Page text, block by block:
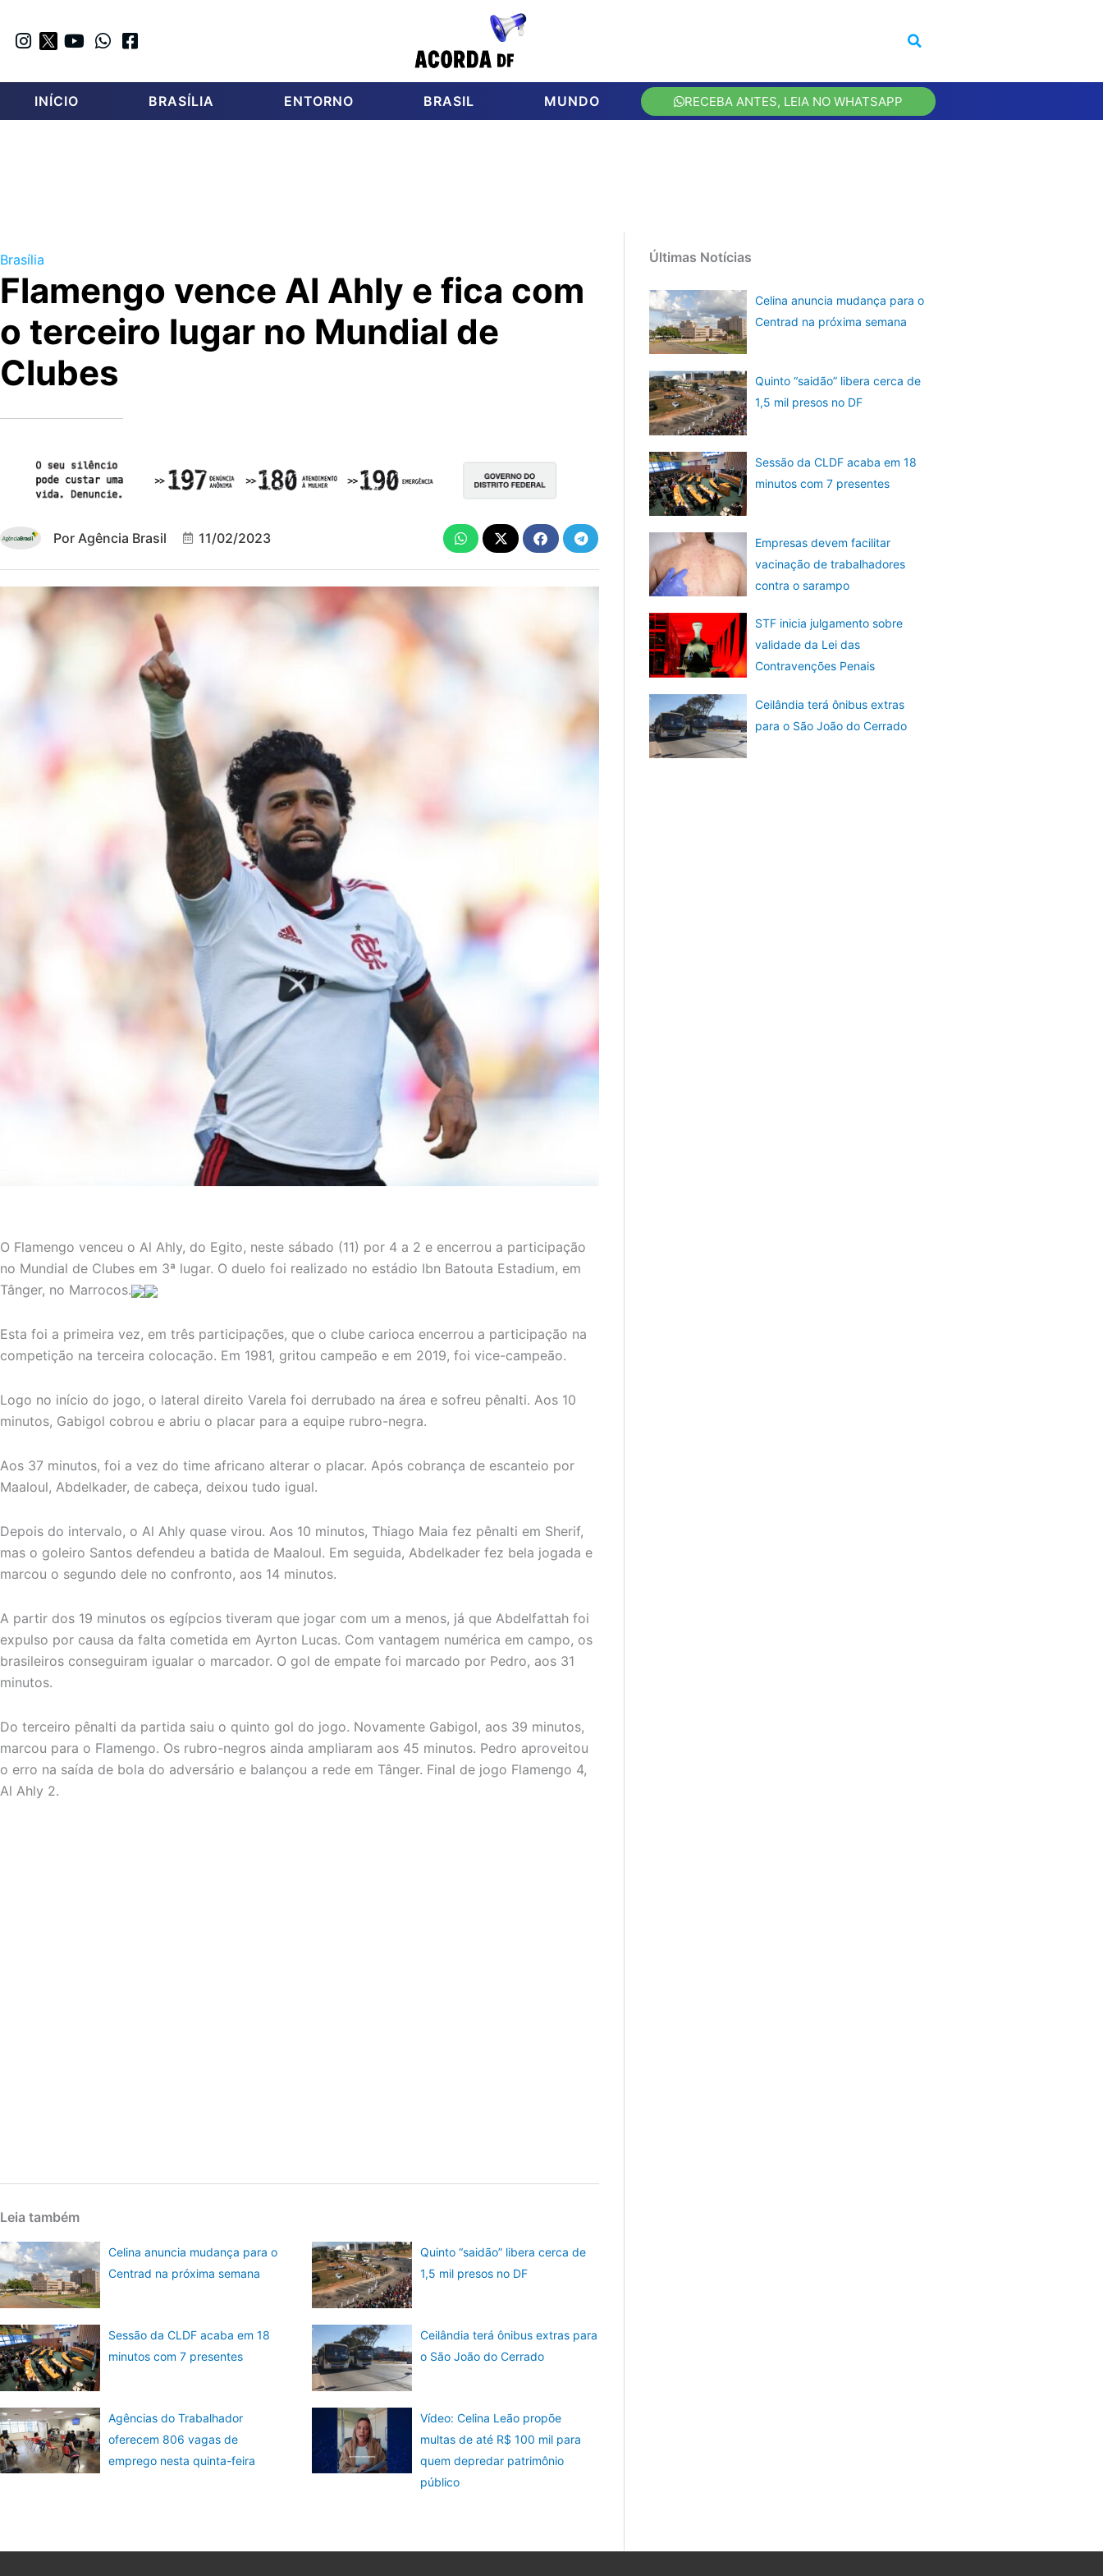
INÍCIO BRASÍLIA ENTORNO BRASIL MUNDO RECEBA ANTES, LEIA NO WHATSAPP
Brasília
Flamengo vence Al Ahly e fica com
o terceiro lugar no Mundial de
Clubes
Por Agência Brasil 11/02/2023
O Flamengo venceu o Al Ahly, do Egito, neste sábado (11) por 4 a 2 e encerrou a participação
no Mundial de Clubes em 3ª lugar. O duelo foi realizado no estádio Ibn Batouta Estadium, em
Tânger, no Marrocos.
Esta foi a primeira vez, em três participações, que o clube carioca encerrou a participação na
competição na terceira colocação. Em 1981, gritou campeão e em 2019, foi vice-campeão.
Logo no início do jogo, o lateral direito Varela foi derrubado na área e sofreu pênalti. Aos 10
minutos, Gabigol cobrou e abriu o placar para a equipe rubro-negra.
Aos 37 minutos, foi a vez do time africano alterar o placar. Após cobrança de escanteio por
Maaloul, Abdelkader, de cabeça, deixou tudo igual.
Depois do intervalo, o Al Ahly quase virou. Aos 10 minutos, Thiago Maia fez pênalti em Sherif,
mas o goleiro Santos defendeu a batida de Maaloul. Em seguida, Abdelkader fez bela jogada e
marcou o segundo dele no confronto, aos 14 minutos.
A partir dos 19 minutos os egípcios tiveram que jogar com um a menos, já que Abdelfattah foi
expulso por causa da falta cometida em Ayrton Lucas. Com vantagem numérica em campo, os
brasileiros conseguiram igualar o marcador. O gol de empate foi marcado por Pedro, aos 31
minutos.
Do terceiro pênalti da partida saiu o quinto gol do jogo. Novamente Gabigol, aos 39 minutos,
marcou para o Flamengo. Os rubro-negros ainda ampliaram aos 45 minutos. Pedro aproveitou
o erro na saída de bola do adversário e balançou a rede em Tânger. Final de jogo Flamengo 4,
Al Ahly 2.
Leia também
Celina anuncia mudança para o
Centrad na próxima semana
Quinto “saidão” libera cerca de
1,5 mil presos no DF
Sessão da CLDF acaba em 18
minutos com 7 presentes
Ceilândia terá ônibus extras para
o São João do Cerrado
Agências do Trabalhador
oferecem 806 vagas de
emprego nesta quinta-feira
Vídeo: Celina Leão propõe
multas de até R$ 100 mil para
quem depredar patrimônio
público
Últimas Notícias
Celina anuncia mudança para o
Centrad na próxima semana
Quinto “saidão” libera cerca de
1,5 mil presos no DF
Sessão da CLDF acaba em 18
minutos com 7 presentes
Empresas devem facilitar
vacinação de trabalhadores
contra o sarampo
STF inicia julgamento sobre
validade da Lei das
Contravenções Penais
Ceilândia terá ônibus extras
para o São João do Cerrado